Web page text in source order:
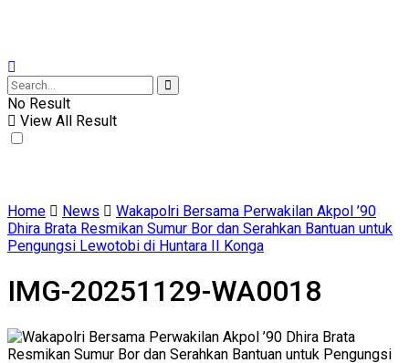
No Result
View All Result
Home News
Wakapolri Bersama Perwakilan Akpol ’90
Dhira Brata Resmikan Sumur Bor dan Serahkan Bantuan untuk
Pengungsi Lewotobi di Huntara II Konga
IMG-20251129-WA0018